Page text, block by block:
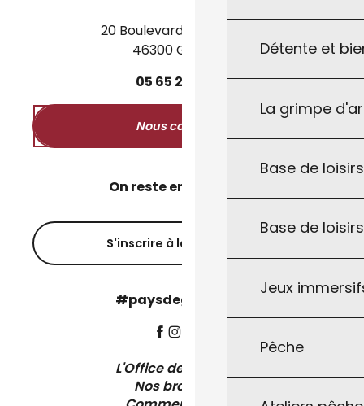
Détente et
La grimpe
Base de
Base de
Jeux
Pêche
20 Boulevard des Martyrs
46300 Gourdon
05 65 27 50
Nous contacter
On reste en contact ?
S'inscrire à la newsletter
#paysdegourdon !
L'Office de Tourisme
Nos brochures